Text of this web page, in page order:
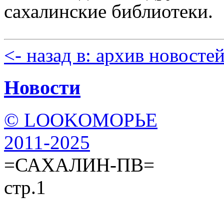
сахалинские библиотеки.
<- назад в: архив
Новости
© LOOKОМОРЬЕ
2011-2025
=САХАЛИН-ПВ=
стр.1